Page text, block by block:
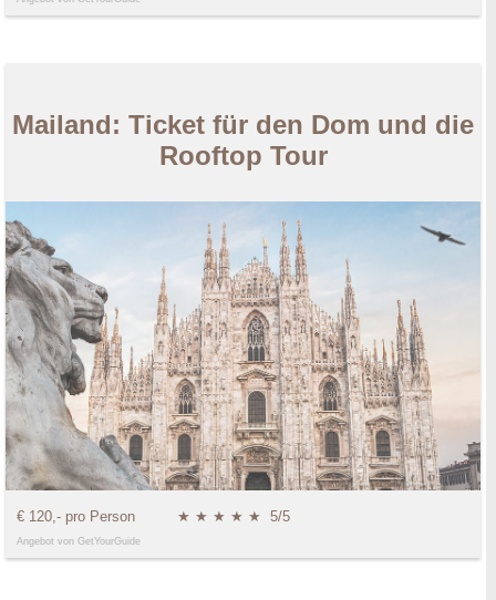
Mailand: Ticket für den Dom und die
Rooftop Tour
€ 120,- pro Person ★ ★ ★ ★ ★ 5/5
Angebot von GetYourGuide